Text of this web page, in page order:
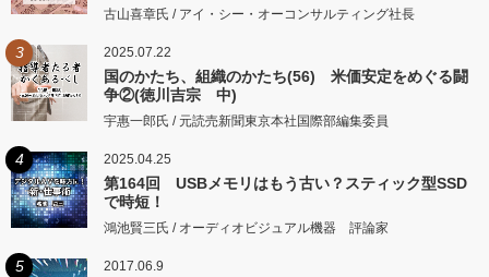
古山喜章氏 / アイ・シー・オーコンサルティング社長
3 2025.07.22
国のかたち、組織のかたち(56) 米価安定をめぐる闘
争②(徳川吉宗 中)
宇惠一郎氏 / 元読売新聞東京本社国際部編集委員
4 2025.04.25
第164回 USBメモリはもう古い？スティック型SSD
で時短！
鴻池賢三氏 / オーディオビジュアル機器 評論家
5 2017.06.9